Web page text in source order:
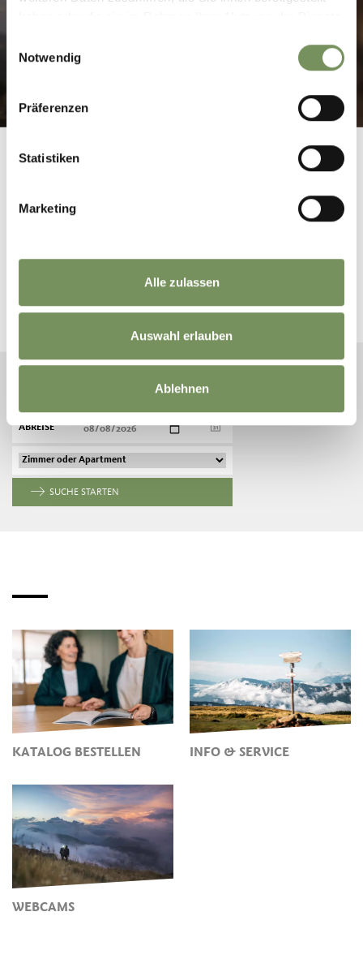
Notwendig
Präferenzen
Statistiken
Marketing
Alle zulassen
Auswahl erlauben
Ablehnen
BUCHE DEINEN URLAUB
Urlaub
ABREISE
SUCHE STARTEN
KATALOG BESTELLEN INFO & SERVICE
WEBCAMS